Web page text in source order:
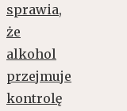
sprawia,
że
alkohol
przejmuje
kontrolę